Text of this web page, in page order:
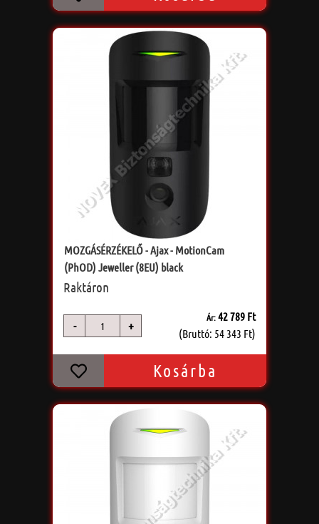
MOZGÁSÉRZÉKELŐ - Ajax - MotionCam
(PhOD) Jeweller (8EU) black
Raktáron
- +
Ár:42 789 Ft
(Bruttó: 54 343 Ft)
Kosárba